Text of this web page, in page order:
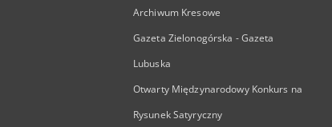
Archiwum Kresowe
Gazeta Zielonogórska - Gazeta
Lubuska
Otwarty Międzynarodowy Konkurs na
Rysunek Satyryczny